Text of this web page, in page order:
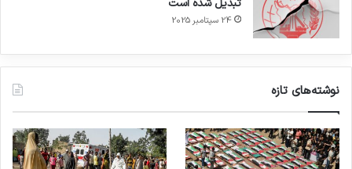
تبدیل شده است
24 سپتامبر 2025
نوشته‌های تازه